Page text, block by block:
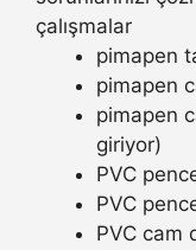
çalışmalar
pimapen
pimapen
pimapen
giriyor)
PVC
PVC
PVC cam